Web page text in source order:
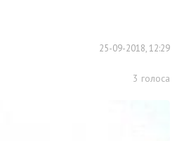
25-09-2018, 12:29
3 голоса